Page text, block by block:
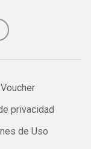
privacidad
de Uso